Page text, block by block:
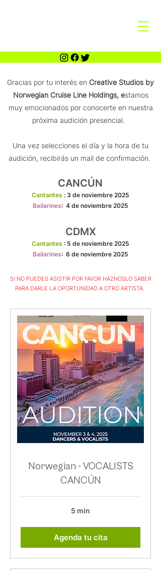
Gracias por tu interés en Creative Studios by
Norwegian Cruise Line Holdings, estamos
muy emocionados por conocerte en nuestra
próxima audición presencial.
Una vez selecciones el día y la hora de tu
audición, recibirás un mail de confirmación.
CANCÚN
Cantantes : 3 de noviembre 2025
Bailarines: 4 de noviembre 2025
CDMX
Cantantes : 5 de noviembre 2025
Bailarines: 6 de noviembre 2025
SI NO PUEDES ASISTIR POR FAVOR HÁZNOSLO SABER
PARA DARLE LA OPORTUNIDAD A OTRO ARTISTA.
Norwegian - VOCALISTS
CANCÚN
5 min
Agenda tu cita